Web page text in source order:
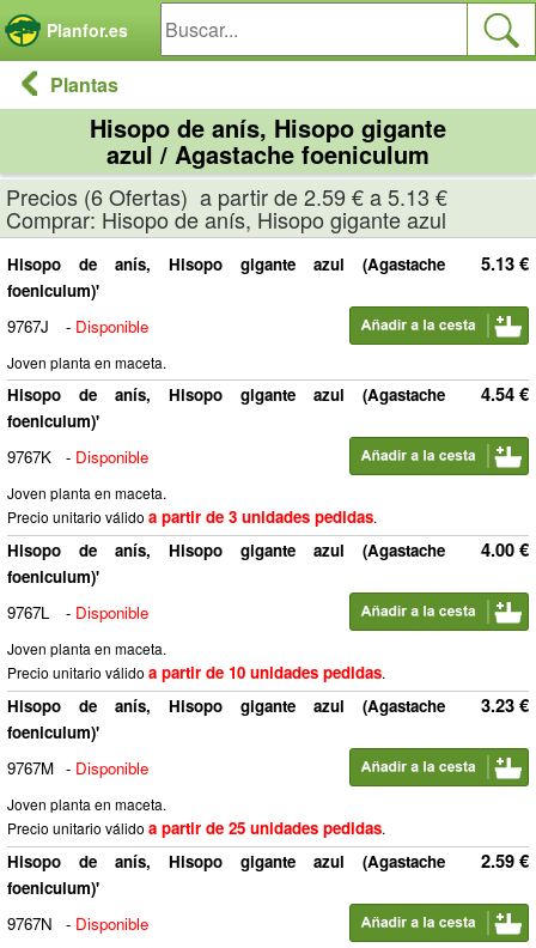
Planfor.es
Plantas
Hisopo de anís, Hisopo gigante
azul / Agastache foeniculum
Precios (6 Ofertas) a partir de 2.59 € a 5.13 €
Comprar: Hisopo de anís, Hisopo gigante azul
5.13 €
Hisopo de anís, Hisopo gigante azul (Agastache
foeniculum)'
9767J
- Disponible
Joven planta en maceta.
4.54 €
Hisopo de anís, Hisopo gigante azul (Agastache
foeniculum)'
9767K
- Disponible
Joven planta en maceta.
Precio unitario válido a partir de 3 unidades pedidas.
4.00 €
Hisopo de anís, Hisopo gigante azul (Agastache
foeniculum)'
9767L
- Disponible
Joven planta en maceta.
Precio unitario válido a partir de 10 unidades pedidas.
3.23 €
Hisopo de anís, Hisopo gigante azul (Agastache
foeniculum)'
9767M - Disponible
Joven planta en maceta.
Precio unitario válido a partir de 25 unidades pedidas.
2.59 €
Hisopo de anís, Hisopo gigante azul (Agastache
foeniculum)'
9767N
- Disponible
Panel de gestión de cookies